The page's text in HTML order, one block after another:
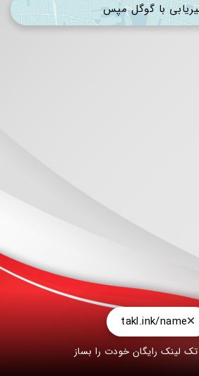
با گوگل مپس
takl.ink/name
لینک رایگان خودت را بساز